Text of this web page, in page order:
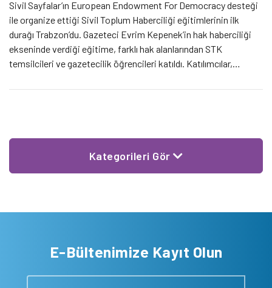
Sivil Sayfalar’ın European Endowment For Democracy desteği
ile organize ettiği Sivil Toplum Haberciliği eğitimlerinin ilk
durağı Trabzon’du. Gazeteci Evrim Kepenek’in hak haberciliği
ekseninde verdiği eğitime, farklı hak alanlarından STK
temsilcileri ve gazetecilik öğrencileri katıldı. Katılımcılar,
düzeyde görünür kılınması konusunda yaşadıkları sorunlar
Kategorileri Gör
E-Bültenimize Kayıt Olun